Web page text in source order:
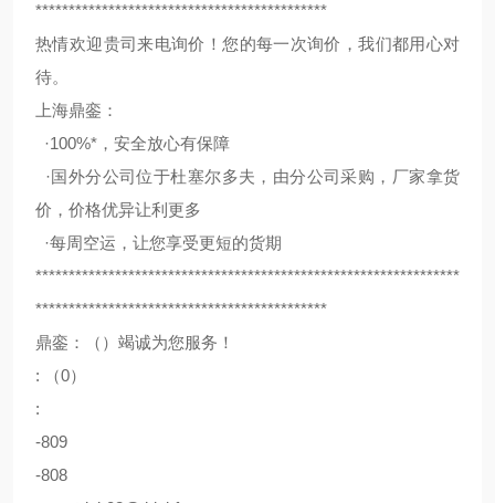
********************************************
热情欢迎贵司来电询价！您的每一次询价，我们都用心对
待。
上海鼎銮：
·100%*，安全放心有保障
·国外分公司位于杜塞尔多夫，由分公司采购，厂家拿货
价，价格优异让利更多
·每周空运，让您享受更短的货期
****************************************************************
********************************************
鼎銮：（）竭诚为您服务！
: （0）
:
-809
-808